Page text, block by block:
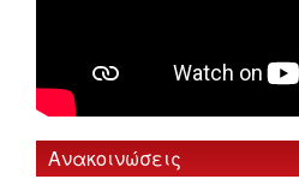
Ανακοινώσεις